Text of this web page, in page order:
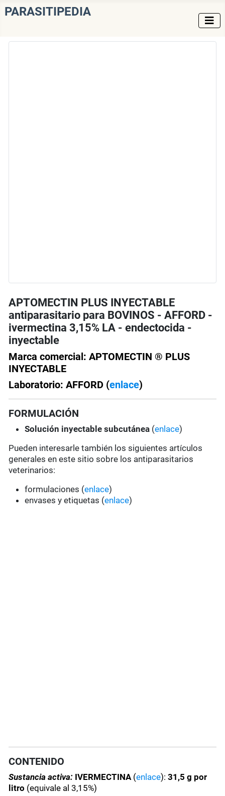
PARASITIPEDIA
APTOMECTIN PLUS INYECTABLE
antiparasitario para BOVINOS - AFFORD -
ivermectina 3,15% LA - endectocida -
inyectable
Marca comercial: APTOMECTIN ® PLUS
INYECTABLE
Laboratorio: AFFORD (enlace)
FORMULACIÓN
Solución inyectable subcutánea (enlace)
Pueden interesarle también los siguientes artículos
generales en este sitio sobre los antiparasitarios
veterinarios:
formulaciones (enlace)
envases y etiquetas (enlace)
CONTENIDO
Sustancia activa: IVERMECTINA (enlace):31,5 g por
litro (equivale al 3,15%)